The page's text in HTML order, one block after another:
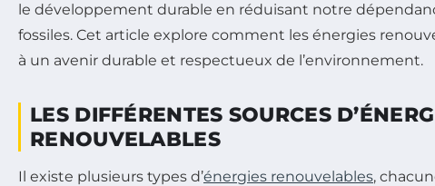
le développement durable en réduisant notre
fossiles. Cet article explore comment les énergies
à un avenir durable et respectueux de l’environnement.
LES DIFFÉRENTES SOURCES
RENOUVELABLES
Il existe plusieurs types d’énergies renouvelables,